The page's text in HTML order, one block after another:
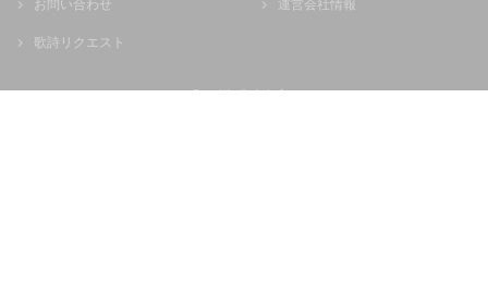
お問い合わせ
歌詩リクエスト
運営会社情報
Copyright © choir, Inc.